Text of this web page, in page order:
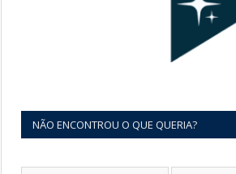
NÃO ENCONTROU O QUE QUERIA?